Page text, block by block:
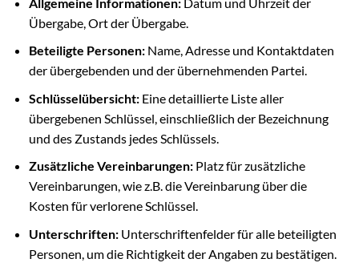
Übergabe, Ort der Übergabe.
Beteiligte Personen:Name, Adresse und Kontaktdaten
der übergebenden und der übernehmenden Partei.
Schlüsselübersicht:Eine detaillierte Liste aller
übergebenen Schlüssel, einschließlich der Bezeichnung
und des Zustands jedes Schlüssels.
Zusätzliche Vereinbarungen:Platz für zusätzliche
Vereinbarungen, wie z.B. die Vereinbarung über die
Kosten für verlorene Schlüssel.
Unterschriften:Unterschriftenfelder für alle beteiligten
Personen, um die Richtigkeit der Angaben zu bestätigen.